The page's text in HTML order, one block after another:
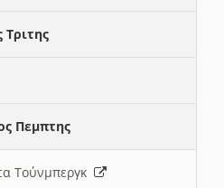
Πεμπτης
Τούνμπεργκ